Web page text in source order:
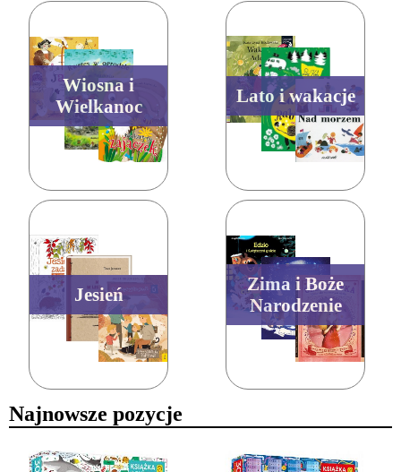
Wiosna i
Wielkanoc
Lato i wakacje
Jesień
Zima i Boże
Narodzenie
Najnowsze pozycje